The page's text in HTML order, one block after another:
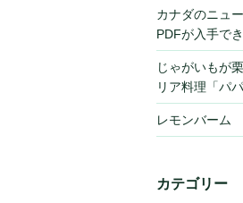
カナダのニュ
PDFが入手で
じゃがいもが
リア料理「パ
レモンバーム
カテゴリー